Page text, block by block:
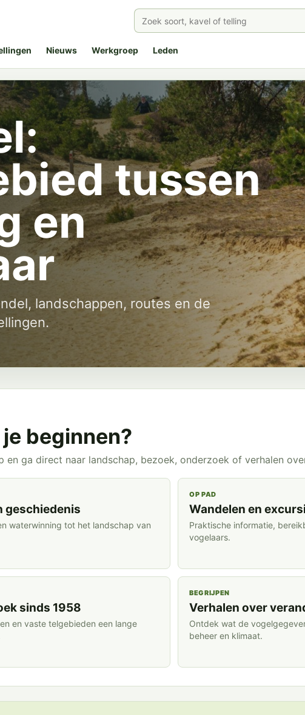
Nieuws Werkgroep Leden
tussen
en
landschappen, routes en de
beginnen?
en ga direct naar landschap, bezoek, onderzoek of verhalen
geschiedenis
waterwinning tot het landschap van
OP PAD
Wandelen en
Praktische informatie,
vogelaars.
sinds 1958
en vaste telgebieden een lange
BEGRIJPEN
Verhalen over
Ontdek wat de
beheer en klimaat.